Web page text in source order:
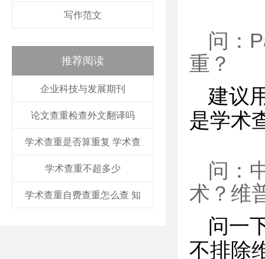
写作范文
推荐阅读
企业科技与发展期刊
论文查重检查外文翻译吗
学术查重是否算重复 学术查
学术查重不超多少
学术查重自费查重怎么查 知
问：
重？
建议
是学术
问：
术？维
问一
不排除